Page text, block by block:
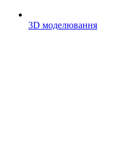
3D моделювання